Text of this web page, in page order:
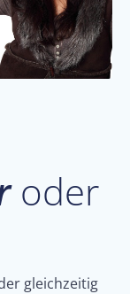
oder
gleichzeitig